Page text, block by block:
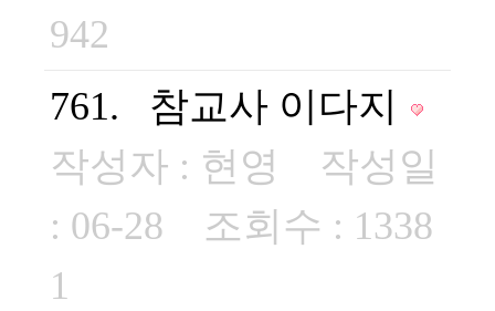
942
761. 참교사 이다지
작성자 : 현영
작성일
: 06-28 조회수 : 1338
1